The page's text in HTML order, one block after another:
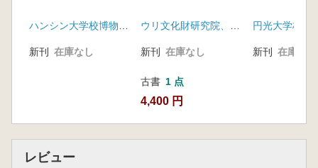
ハンシン大学校博物館、韓国土地住宅公社
新刊 在庫なし
ウリ文化財研究院、咸安郡
新刊 在庫なし
古書 1 点
4,400 円
新刊 在庫なし
レビュー